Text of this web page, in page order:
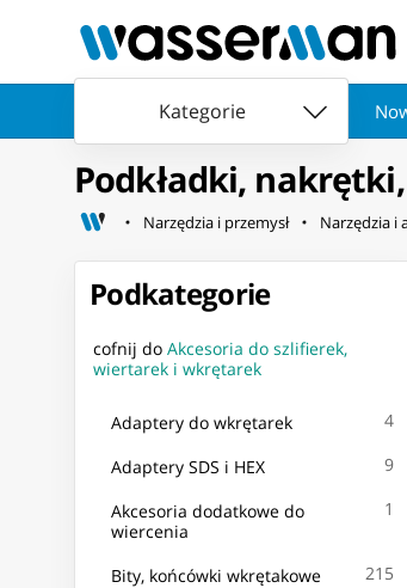
Kategorie
Podkładki,
Narzędzia i przemysł Narzędzia i
Podkategorie
cofnij do Akcesoria do szlifierek,
wiertarek i wkrętarek
Adaptery do wkrętarek 4
Adaptery SDS i HEX 9
Akcesoria dodatkowe do
wiercenia
1
Bity, końcówki wkrętakowe 215